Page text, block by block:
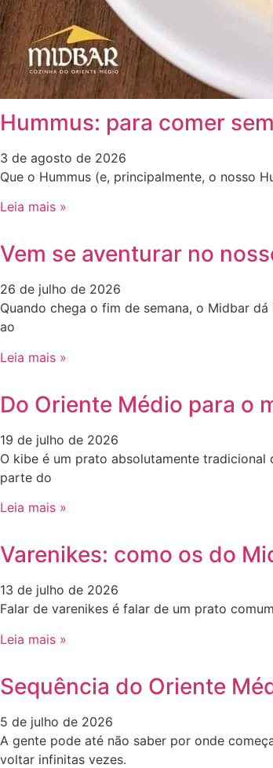
Hummus: para comer
3 de agosto de 2026
Que o Hummus (e, principalmente, o nosso
Leia mais »
Vem se aventurar no
26 de julho de 2026
Quando chega o fim de semana, o Midbar
ao
Leia mais »
Do Oriente Médio para o
19 de julho de 2026
O kibe é um prato absolutamente tradicional
parte do
Leia mais »
Varenikes: como os do
13 de julho de 2026
Falar de varenikes é falar de um prato
Leia mais »
Sequência do Oriente
5 de julho de 2026
A gente pode até não saber por onde
voltar infinitas vezes.